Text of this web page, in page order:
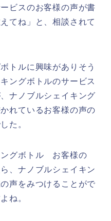
ビスのお客様の声が書
てね」と、相談されて
トルに興味がありそう
ングボトルのサービス
ナノブルシェイキング
れているお客様の声の
た。
ングボトル お客様の
、ナノブルシェイキン
声をみつけることがで
ね。